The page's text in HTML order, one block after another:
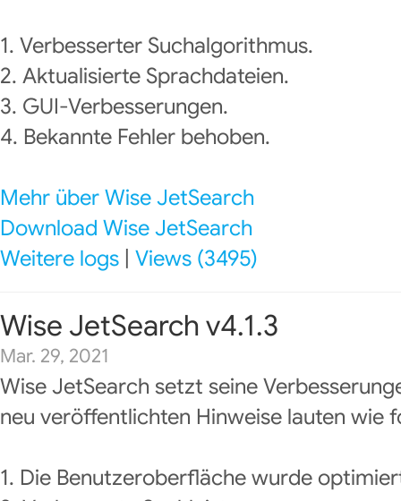
1. Verbesserter Suchalgorithmus.
2. Aktualisierte Sprachdateien.
3. GUI-Verbesserungen.
4. Bekannte Fehler behoben.
Mehr über Wise JetSearch
Download Wise JetSearch
Weitere logs Views (3495)
Wise JetSearch v4.1.3
Mar. 29, 2021
Wise JetSearch setzt seine
neu veröffentlichten Hinweise lauten wie
1. Die Benutzeroberfläche wurde